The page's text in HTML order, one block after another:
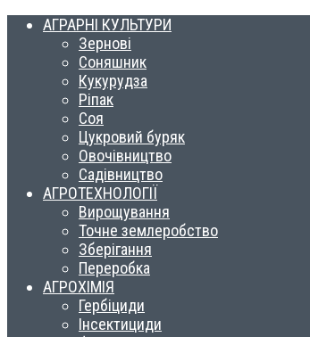
АГРАРНІ КУЛЬТУРИ
Зернові
Соняшник
Кукурудза
Ріпак
Соя
Цукровий буряк
Овочівництво
Садівництво
АГРОТЕХНОЛОГІЇ
Вирощування
Точне землеробство
Зберігання
Переробка
АГРОХІМІЯ
Гербіциди
Інсектициди